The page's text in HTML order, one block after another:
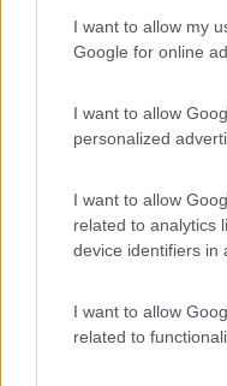
I want to allow my
Google for online
I want to allow
personalized
I want to allow
related to analytics
device identifiers in
I want to allow
related to
niko2008
13
In risposta al messaggio di
35000 max
Inserito il28/12/2017